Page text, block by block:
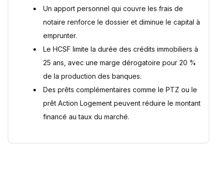
Un apport personnel qui couvre les frais de
notaire renforce le dossier et diminue le capital à
emprunter.
Le HCSF limite la durée des crédits immobiliers à
25 ans, avec une marge dérogatoire pour 20 %
de la production des banques.
Des prêts complémentaires comme le PTZ ou le
prêt Action Logement peuvent réduire le montant
financé au taux du marché.